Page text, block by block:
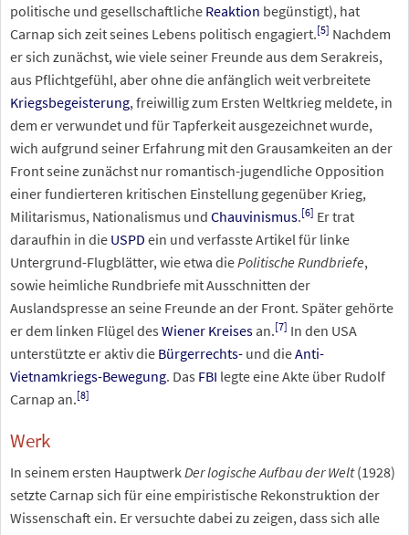
politische und gesellschaftliche Reaktion begünstigt), hat
Carnap sich zeit seines Lebens politisch engagiert.[5] Nachdem
er sich zunächst, wie viele seiner Freunde aus dem Serakreis,
aus Pflichtgefühl, aber ohne die anfänglich weit verbreitete
Kriegsbegeisterung, freiwillig zum Ersten Weltkrieg meldete, in
dem er verwundet und für Tapferkeit ausgezeichnet wurde,
wich aufgrund seiner Erfahrung mit den Grausamkeiten an der
Front seine zunächst nur romantisch-jugendliche Opposition
einer fundierteren kritischen Einstellung gegenüber Krieg,
Militarismus, Nationalismus und Chauvinismus.[6] Er trat
daraufhin in die USPD ein und verfasste Artikel für linke
Untergrund-Flugblätter, wie etwa diePolitische Rundbriefe,
sowie heimliche Rundbriefe mit Ausschnitten der
Auslandspresse an seine Freunde an der Front. Später gehörte
er dem linken Flügel des Wiener Kreises an.[7] In den USA
unterstützte er aktiv die Bürgerrechts- und dieAnti-
Vietnamkriegs-Bewegung. Das FBI legte eine Akte über Rudolf
Carnap an.[8]
Werk
In seinem ersten HauptwerkDer logische Aufbau der Welt(1928)
setzte Carnap sich für eine empiristische Rekonstruktion der
Wissenschaft ein. Er versuchte dabei zu zeigen, dass sich alle